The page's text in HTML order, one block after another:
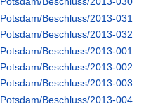
Potsdam/Beschluss/2013-031
Potsdam/Beschluss/2013-032
Potsdam/Beschluss/2013-001
Potsdam/Beschluss/2013-002
Potsdam/Beschluss/2013-003
Potsdam/Beschluss/2013-004